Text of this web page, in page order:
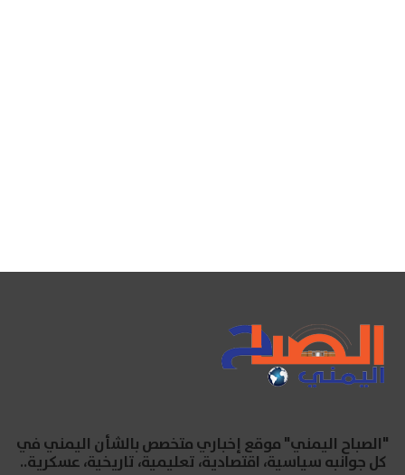
"الصباح اليمني" موقع إخباري متخصص بالشأن اليمني في
كل جوانبه سياسية، اقتصادية، تعليمية، تاريخية، عسكرية..